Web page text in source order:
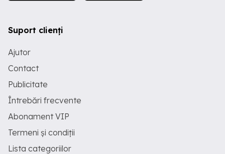
Suport clienți
Ajutor
Contact
Publicitate
Întrebări frecvente
Abonament VIP
Termeni și condiții
Lista categoriilor